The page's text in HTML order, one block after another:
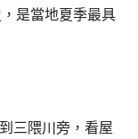
是當地夏季最具
三隈川旁，看屋